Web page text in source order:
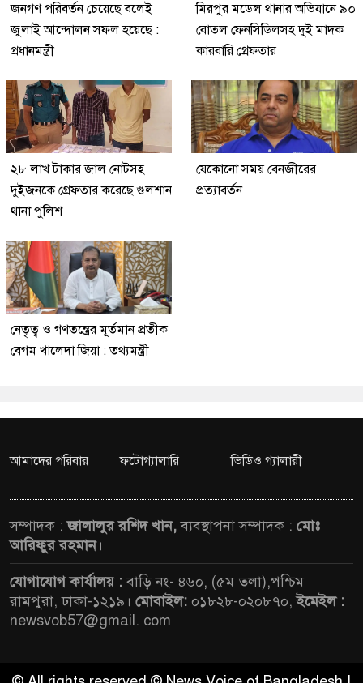
জনগণ পরিবর্তন চেয়েছে বলেই
জুলাই আন্দোলন সফল হয়েছে :
প্রধানমন্ত্রী
মিরপুর মডেল থানার অভিযানে ৯০
বোতল ফেনসিডিলসহ দুই মাদক
কারবারি গ্রেফতার
২৮ লাখ টাকার জাল নোটসহ
দুইজনকে গ্রেফতার করেছে গুলশান
থানা পুলিশ
যেকোনো সময় বেনজীরের
প্রত্যাবর্তন
নেতৃত্ব ও গণতন্ত্রের মূর্তমান প্রতীক
বেগম খালেদা জিয়া : তথ্যমন্ত্রী
আমাদের পরিবার ফটোগ্যালারি ভিডিও গ্যালারী
সম্পাদক :জালালুর রশিদ খান,ব্যবস্থাপনা সম্পাদক : মোঃ
আরিফুর রহমান।
যোগাযোগ কার্যালয় :বাড়ি নং- ৪৬০, (৫ম তলা),পশ্চিম
রামপুরা, ঢাকা-১২১৯। মোবাইল: ০১৮২৮-০২০৮৭০,ইমেইল :
newsvob57@gmail. com